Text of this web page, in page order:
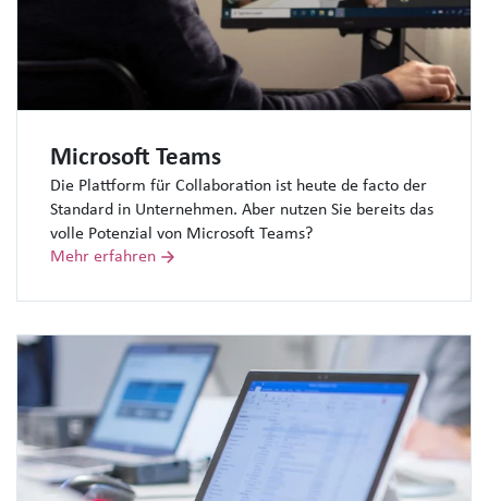
Microsoft Teams
Die Plattform für Collaboration ist heute de facto der
Standard in Unternehmen. Aber nutzen Sie bereits das
volle Potenzial von Microsoft Teams?
Mehr erfahren